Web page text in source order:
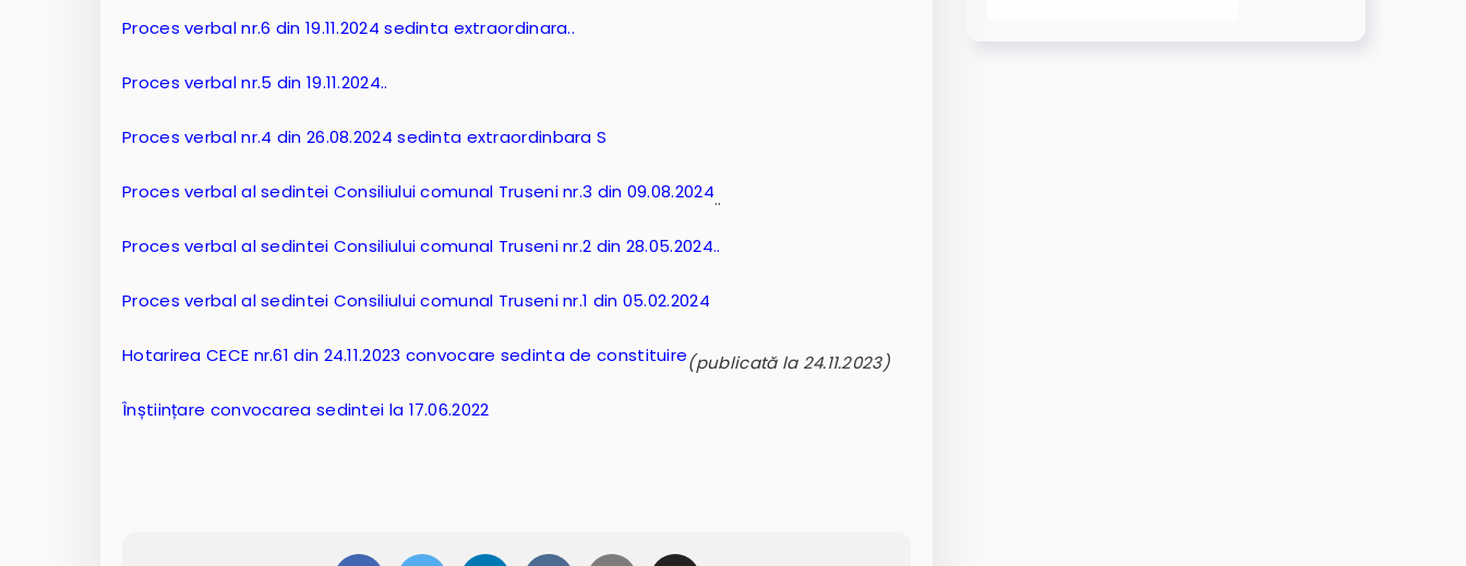
Proces verbal nr.6 din 19.11.2024 sedinta extraordinara..
Proces verbal nr.5 din 19.11.2024..
Proces verbal nr.4 din 26.08.2024 sedinta extraordinbara S
Proces verbal al sedintei Consiliului comunal Truseni nr.3 din 09.08.2024..
Proces verbal al sedintei Consiliului comunal Truseni nr.2 din 28.05.2024..
Proces verbal al sedintei Consiliului comunal Truseni nr.1 din 05.02.2024
Hotarirea CECE nr.61 din 24.11.2023 convocare sedinta de constituire(publicată la 24.11.2023)
Înștiințare convocarea sedintei la 17.06.2022